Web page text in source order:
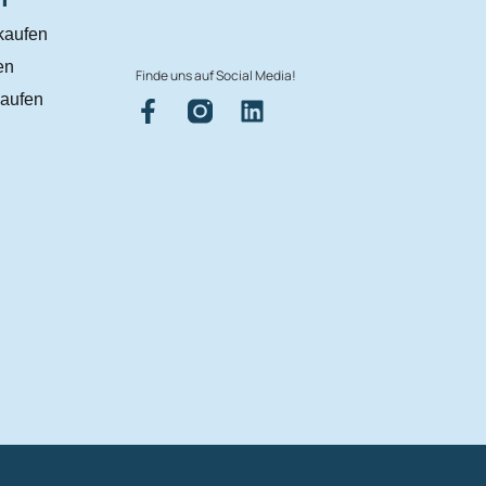
Finde uns auf Social Media!